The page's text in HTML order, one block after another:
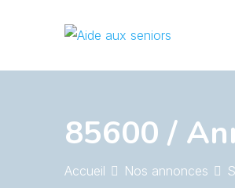
85600 /
Accueil Nos annonces